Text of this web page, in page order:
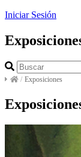
Iniciar Sesión
/ Exposiciones